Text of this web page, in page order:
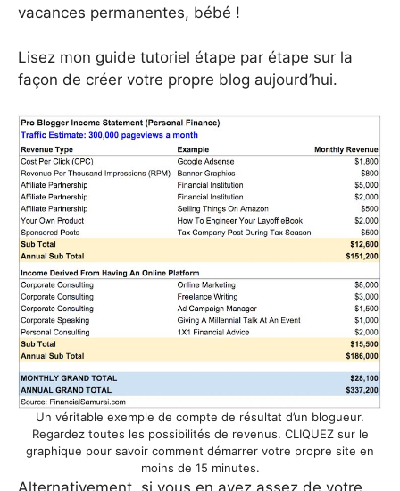
vacances permanentes, bébé !
Lisez mon guide tutoriel étape par étape sur la
façon de créer votre propre blog aujourd’hui.
Un véritable exemple de compte de résultat d’un blogueur.
Regardez toutes les possibilités de revenus. CLIQUEZ sur le
graphique pour savoir comment démarrer votre propre site en
moins de 15 minutes.
Alternativement, si vous en avez assez de votre